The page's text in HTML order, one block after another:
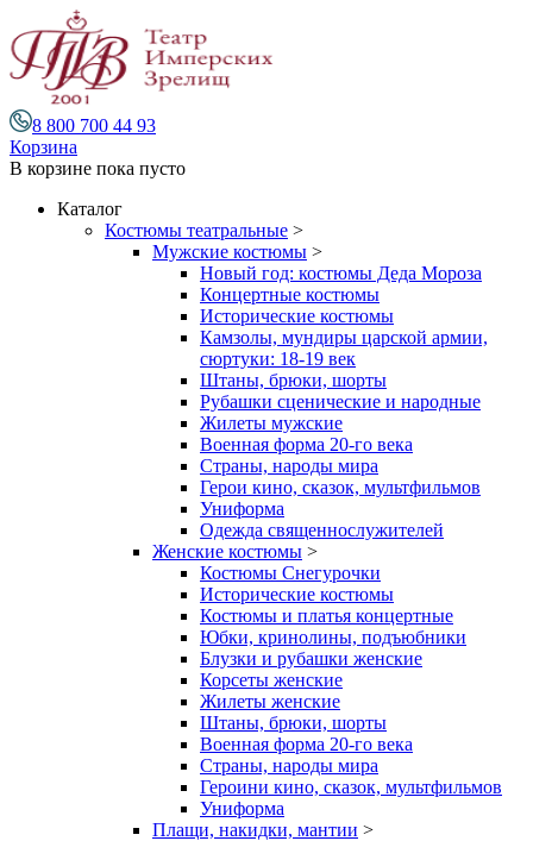
8 800 700 44 93
Корзина
В корзине пока пусто
Каталог
Костюмы театральные >
Мужские костюмы >
Новый год: костюмы Деда Мороза
Концертные костюмы
Исторические костюмы
Камзолы, мундиры царской армии,
сюртуки: 18-19 век
Штаны, брюки, шорты
Рубашки сценические и народные
Жилеты мужские
Военная форма 20-го века
Страны, народы мира
Герои кино, сказок, мультфильмов
Униформа
Одежда священнослужителей
Женские костюмы >
Костюмы Снегурочки
Исторические костюмы
Костюмы и платья концертные
Юбки, кринолины, подъюбники
Блузки и рубашки женские
Корсеты женские
Жилеты женские
Штаны, брюки, шорты
Военная форма 20-го века
Страны, народы мира
Героини кино, сказок, мультфильмов
Униформа
Плащи, накидки, мантии >